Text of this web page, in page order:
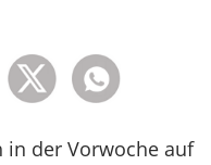
in der Vorwoche auf